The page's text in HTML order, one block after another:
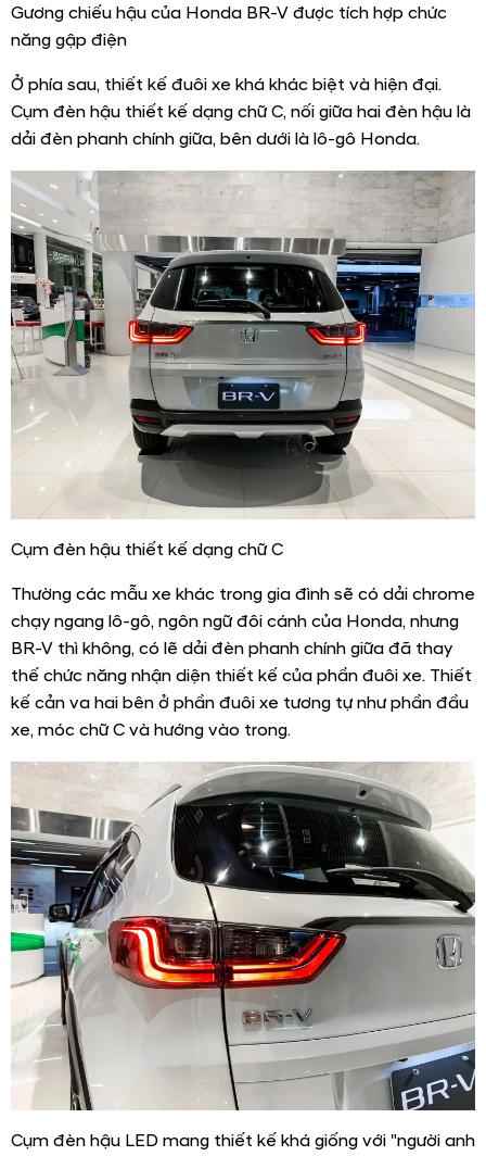
Gương chiếu hậu của Honda BR-V được tích hợp chức
năng gập điện
Ở phía sau, thiết kế đuôi xe khá khác biệt và hiện đại.
Cụm đèn hậu thiết kế dạng chữ C, nối giữa hai đèn hậu là
dải đèn phanh chính giữa, bên dưới là lô-gô Honda.
Cụm đèn hậu thiết kế dạng chữ C
Thường các mẫu xe khác trong gia đình sẽ có dải chrome
chạy ngang lô-gô, ngôn ngữ đôi cánh của Honda, nhưng
BR-V thì không, có lẽ dải đèn phanh chính giữa đã thay
thế chức năng nhận diện thiết kế của phần đuôi xe. Thiết
kế cản va hai bên ở phần đuôi xe tương tự như phần đầu
xe, móc chữ C và hướng vào trong.
Cụm đèn hậu LED mang thiết kế khá giống với "người anh